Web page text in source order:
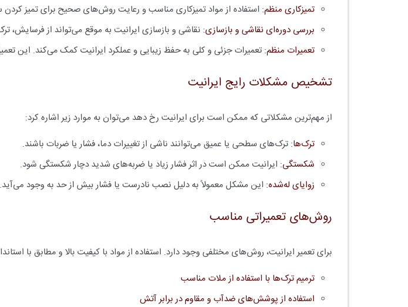
تمیزکاری منظم: استفاده از مواد تمیزکاری مناسب و رعایت روش‌های صحیح برای تمیز
بررسی دوره‌ای نقاشی و بازسازی: نقاشی و بازسازی ایرانیت به موقع می‌تواند از
تعمیرات منظم: تعمیرات جزئی و کلی به حفظ زیبایی و عملکرد ایرانیت کمک می‌کند. این
تشخیص مشکلات رایج ایرانیت
از مهم‌ترین مشکلاتی که ممکن است برای ایرانیت رخ دهد می‌توان به موارد زیر اشاره کرد:
ترک‌ها: ترک‌های سطحی یا عمیق می‌توانند ناشی از تغییرات دما، فشار یا ضربات باشند.
شکستگی: ایرانیت ممکن است در اثر فشار زیاد یا ضربه‌های شدید دچار شکستگی شود.
زوایای له‌شده: این مشکل معمولاً به دلیل نصب نادرست یا فشار بیش از حد به وجود می‌آید.
روش‌های تعمیراتی مناسب
برای تعمیر ایرانیت، روش‌های مختلفی وجود دارد. استفاده از مواد با کیفیت بالا و مطابق با
ترمیم ترک‌ها با استفاده از ملات مناسب
استفاده از پوشش‌های ضدآب و مقاوم در برابر آتش